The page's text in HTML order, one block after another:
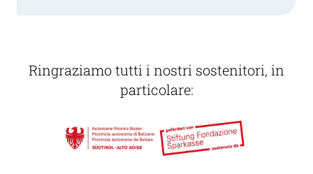
Ringraziamo tutti i nostri sostenitori, in
particolare: